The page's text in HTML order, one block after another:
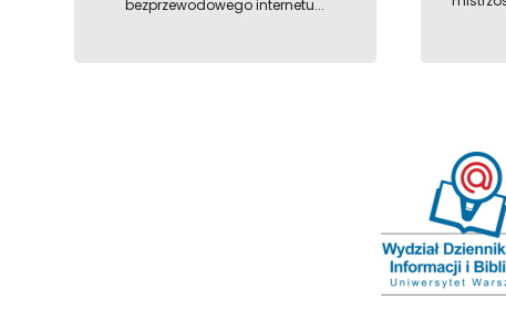
bezprzewodowego internetu...